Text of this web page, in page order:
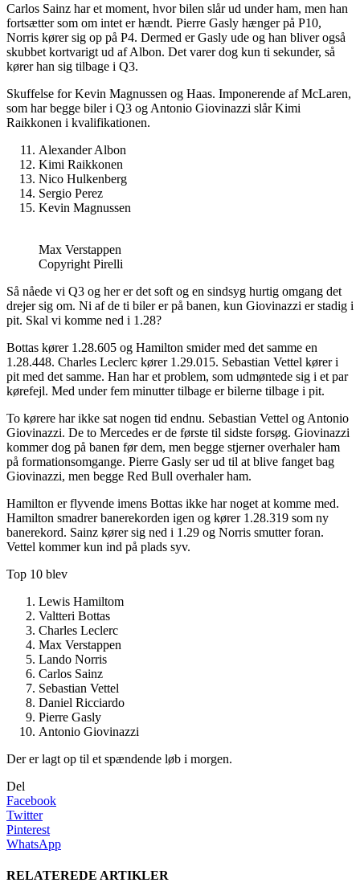
Carlos Sainz har et moment, hvor bilen slår ud under ham, men han
fortsætter som om intet er hændt. Pierre Gasly hænger på P10,
Norris kører sig op på P4. Dermed er Gasly ude og han bliver også
skubbet kortvarigt ud af Albon. Det varer dog kun ti sekunder, så
kører han sig tilbage i Q3.
Skuffelse for Kevin Magnussen og Haas. Imponerende af McLaren,
som har begge biler i Q3 og Antonio Giovinazzi slår Kimi
Raikkonen i kvalifikationen.
Alexander Albon
Kimi Raikkonen
Nico Hulkenberg
Sergio Perez
Kevin Magnussen
Max Verstappen
Copyright Pirelli
Så nåede vi Q3 og her er det soft og en sindsyg hurtig omgang det
drejer sig om. Ni af de ti biler er på banen, kun Giovinazzi er stadig i
pit. Skal vi komme ned i 1.28?
Bottas kører 1.28.605 og Hamilton smider med det samme en
1.28.448. Charles Leclerc kører 1.29.015. Sebastian Vettel kører i
pit med det samme. Han har et problem, som udmøntede sig i et par
kørefejl. Med under fem minutter tilbage er bilerne tilbage i pit.
To kørere har ikke sat nogen tid endnu. Sebastian Vettel og Antonio
Giovinazzi. De to Mercedes er de første til sidste forsøg. Giovinazzi
kommer dog på banen før dem, men begge stjerner overhaler ham
på formationsomgange. Pierre Gasly ser ud til at blive fanget bag
Giovinazzi, men begge Red Bull overhaler ham.
Hamilton er flyvende imens Bottas ikke har noget at komme med.
Hamilton smadrer banerekorden igen og kører 1.28.319 som ny
banerekord. Sainz kører sig ned i 1.29 og Norris smutter foran.
Vettel kommer kun ind på plads syv.
Top 10 blev
Lewis Hamiltom
Valtteri Bottas
Charles Leclerc
Max Verstappen
Lando Norris
Carlos Sainz
Sebastian Vettel
Daniel Ricciardo
Pierre Gasly
Antonio Giovinazzi
Der er lagt op til et spændende løb i morgen.
Del
Facebook
Twitter
Pinterest
WhatsApp
RELATEREDE ARTIKLER